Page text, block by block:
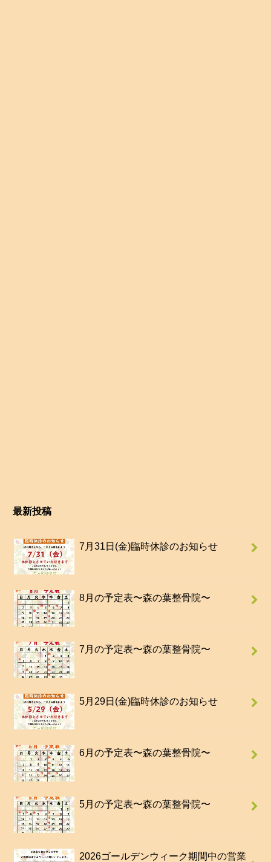
最新投稿
7月31日(金)臨時休診のお知らせ
8月の予定表〜森の葉整骨院〜
7月の予定表〜森の葉整骨院〜
5月29日(金)臨時休診のお知らせ
6月の予定表〜森の葉整骨院〜
5月の予定表〜森の葉整骨院〜
2026ゴールデンウィーク期間中の営業